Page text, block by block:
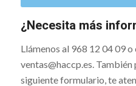
¿Necesita más
Llámenos al 968 12 04 09 o
ventas@haccp.es.
siguiente formulario, te